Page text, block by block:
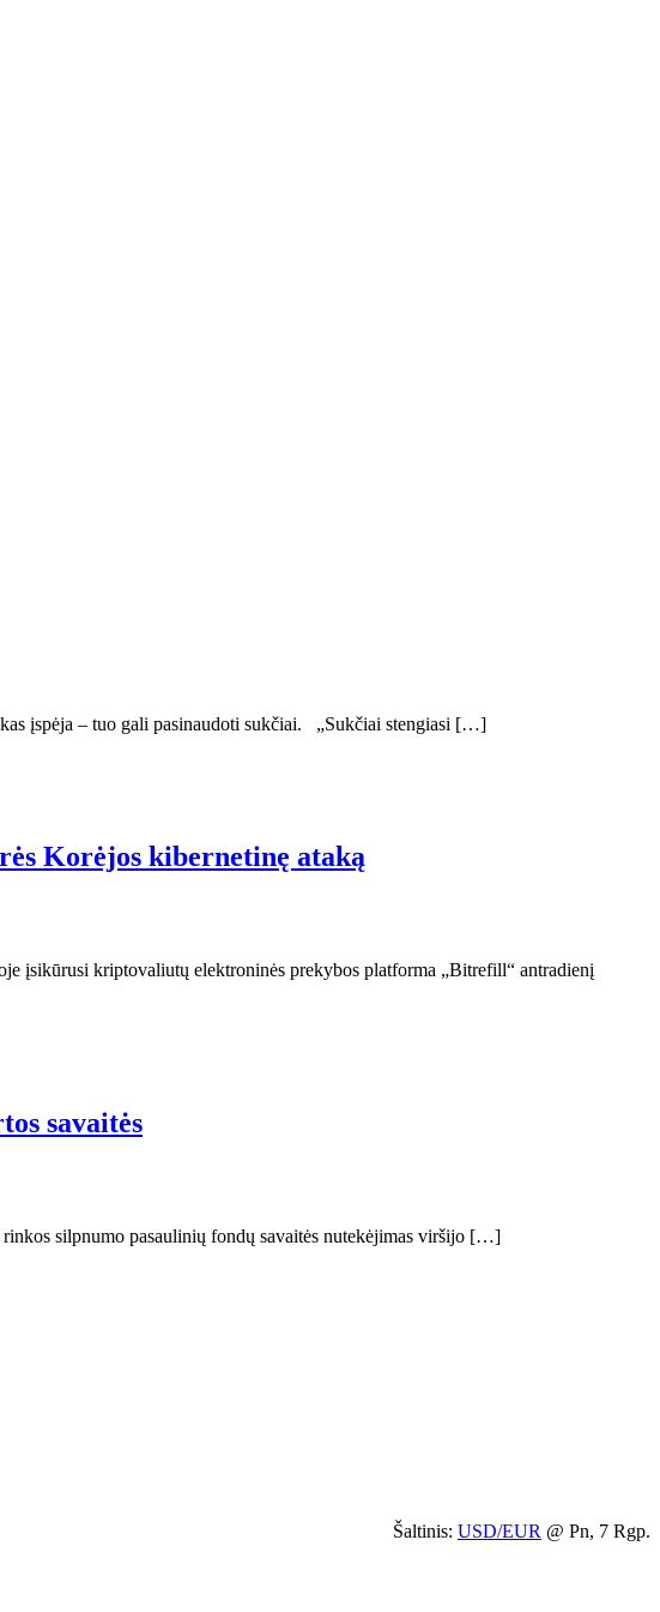
įspėja – tuo gali pasinaudoti sukčiai. „Sukčiai stengiasi […]
Korėjos kibernetinę ataką
įsikūrusi kriptovaliutų elektroninės prekybos platforma „Bitrefill“ antradienį
savaitės
silpnumo pasaulinių fondų savaitės nutekėjimas viršijo […]
Šaltinis: USD/EUR @ Pn, 7 Rgp.